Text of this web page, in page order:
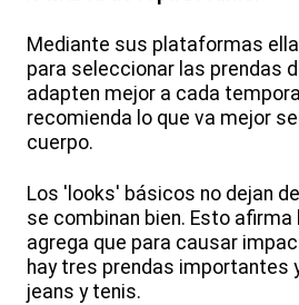
Mediante sus plataformas
para seleccionar las prendas
adapten mejor a cada
recomienda lo que va mejor
cuerpo.
Los 'looks' básicos no dejan
se combinan bien. Esto
agrega que para causar
hay tres prendas importantes
jeans y tenis.